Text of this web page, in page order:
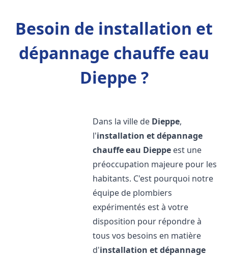
Besoin de installation et
dépannage chauffe eau
Dieppe ?
Dans la ville de Dieppe,
l'installation et dépannage
chauffe eau Dieppe est une
préoccupation majeure pour les
habitants. C'est pourquoi notre
équipe de plombiers
expérimentés est à votre
disposition pour répondre à
tous vos besoins en matière
d'installation et dépannage